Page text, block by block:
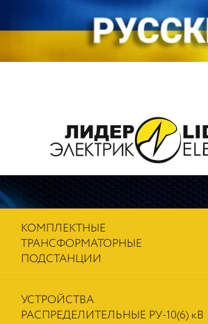
КОМПЛЕКТНЫЕ
ТРАНСФОРМАТОРНЫЕ
ПОДСТАНЦИИ
УСТРОЙСТВА
РАСПРЕДЕЛИТЕЛЬНЫЕ РУ-10(6) кВ